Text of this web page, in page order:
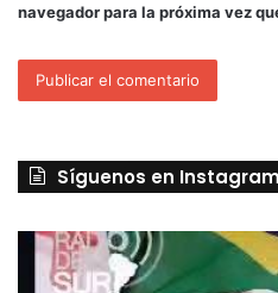
navegador para la próxima vez
Síguenos en Instagram